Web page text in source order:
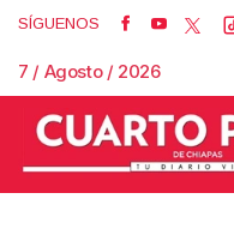
SÍGUENOS
7 / Agosto / 2026